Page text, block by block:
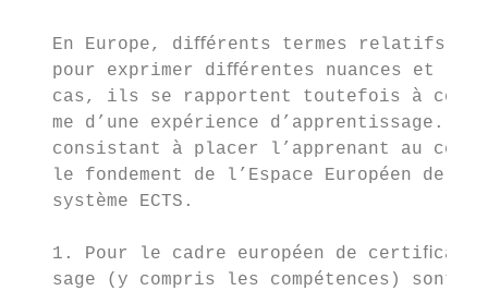
En Europe, diﬀérents termes relatifs
pour exprimer diﬀérentes nuances et
cas, ils se rapportent toutefois à ce
me d’une expérience d’apprentissage.
consistant à placer l’apprenant au
le fondement de l’Espace Européen de
   système ECTS.
1. Pour le cadre européen de
sage (y compris les compétences) sont